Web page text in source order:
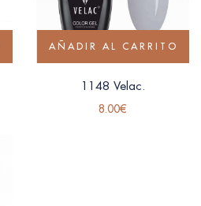
AÑADIR AL CARRITO
1148 Velac.
8.00€